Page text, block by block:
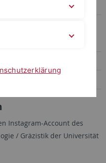
Instagram-Account des
/ Gräzistik der Universität